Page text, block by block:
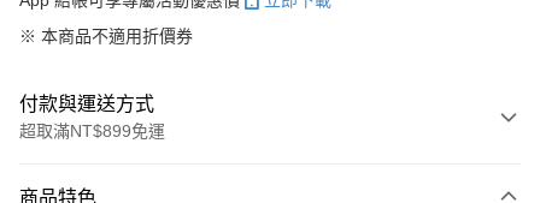
※ 本商品不適用折價券
付款與運送方式
超取滿NT$899免運
商品特色